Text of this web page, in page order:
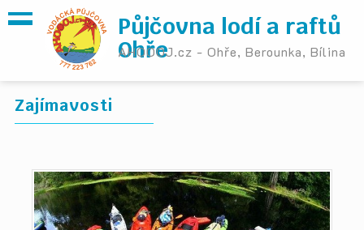
Půjčovna lodí a raftů
Ohře
AHOOOJ.cz - Ohře, Berounka, Bílina
Zajímavosti